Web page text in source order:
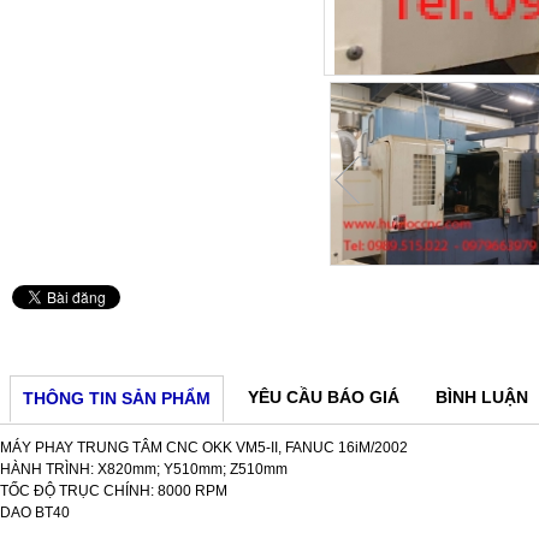
THÔNG TIN SẢN PHẨM YÊU CẦU BÁO GIÁ BÌNH LUẬN
MÁY PHAY TRUNG TÂM CNC OKK VM5-II, FANUC 16iM/2002
HÀNH TRÌNH: X820mm; Y510mm; Z510mm
TỐC ĐỘ TRỤC CHÍNH: 8000 RPM
DAO BT40